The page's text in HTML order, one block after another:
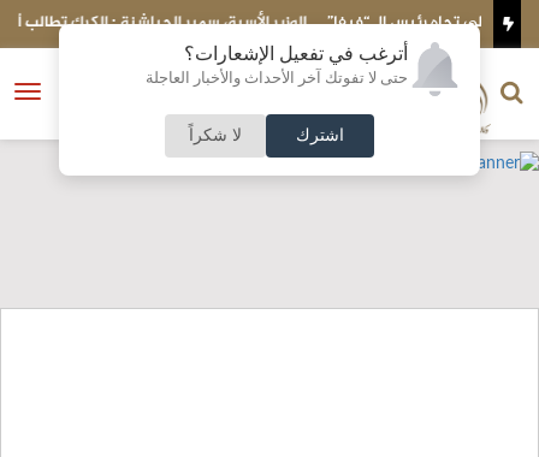
أترغب في تفعيل الإشعارات؟
حتى لا تفوتك آخر الأحداث والأخبار العاجلة
اشترك لا شكراً
الوزير الأسبق سمير الحباشنة : الكرك تطالب أبناءها بسداد الدَّين
فتح
الناشر و رئيس التحرير
النسخة الكاملة